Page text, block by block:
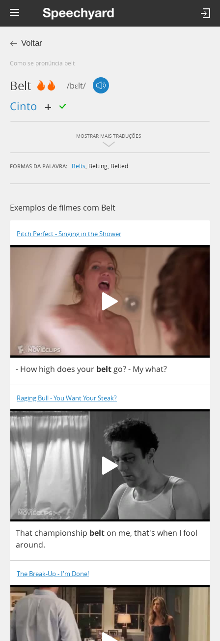
Voltar
Como se pronúncia belt
Belt /bɛlt/
cinto
MOSTRAR MAIS TRADUÇÕES
FORMAS DA PALAVRA: Belts, Belting, Belted
Exemplos de filmes com Belt
Pitch Perfect - Singing in the Shower
- How high does your belt go?- Mywhat?
Raging Bull - You Want Your Steak?
That championship belt on me, that's when I fool
around.
The Break-Up - I'm Done!